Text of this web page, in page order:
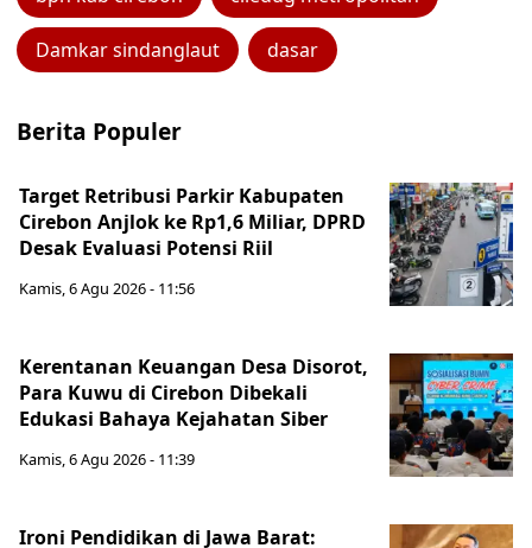
Damkar sindanglaut dasar
Berita Populer
Target Retribusi Parkir Kabupaten
Cirebon Anjlok ke Rp1,6 Miliar, DPRD
Desak Evaluasi Potensi Riil
Kamis, 6 Agu 2026 - 11:56
Kerentanan Keuangan Desa Disorot,
Para Kuwu di Cirebon Dibekali
Edukasi Bahaya Kejahatan Siber
Kamis, 6 Agu 2026 - 11:39
Ironi Pendidikan di Jawa Barat: